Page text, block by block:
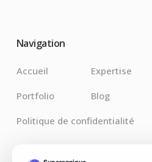
Navigation
Accueil Expertise
Portfolio Blog
Politique de confidentialité